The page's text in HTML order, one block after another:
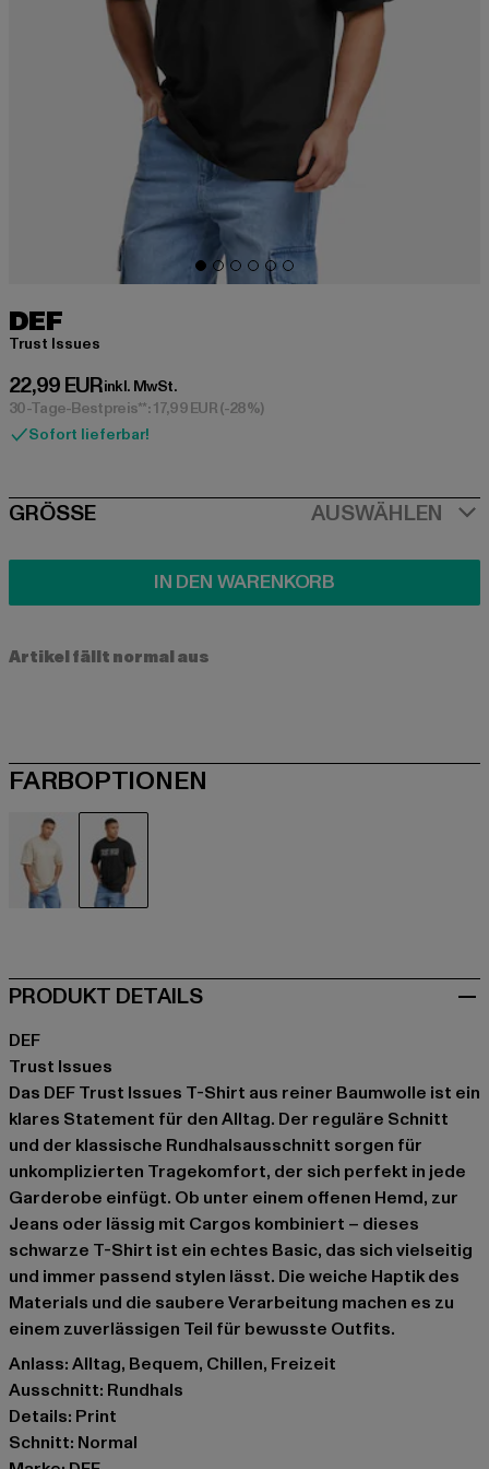
DEF
Trust Issues
22,99 EUR
Derzeitiger Preis: 22,99 EUR
inkl. MwSt.
30-Tage-Bestpreis**: 17,99 EUR(-28%)
Sofort lieferbar!
SIZE
GRÖSSE AUSWÄHLEN
IN DEN WARENKORB
Artikel fällt normal aus
FARBOPTIONEN
PRODUKT DETAILS
DEF
Trust Issues
Das DEF Trust Issues T-Shirt aus reiner Baumwolle ist ein
klares Statement für den Alltag. Der reguläre Schnitt
und der klassische Rundhalsausschnitt sorgen für
unkomplizierten Tragekomfort, der sich perfekt in jede
Garderobe einfügt. Ob unter einem offenen Hemd, zur
Jeans oder lässig mit Cargos kombiniert – dieses
schwarze T-Shirt ist ein echtes Basic, das sich vielseitig
und immer passend stylen lässt. Die weiche Haptik des
Materials und die saubere Verarbeitung machen es zu
einem zuverlässigen Teil für bewusste Outfits.
Anlass: Alltag, Bequem, Chillen, Freizeit
Ausschnitt: Rundhals
Details: Print
Schnitt: Normal